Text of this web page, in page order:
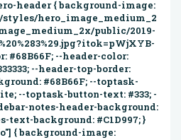
header { background-image:
hero_image_medium_2
public/2019-
#68B66F; --header-color:
--header-top-border:
#68B66F; --toptask-
--toptask-button-text: #333; -
notes-header-background:
text-background: #C1D997; }
{ background-image: